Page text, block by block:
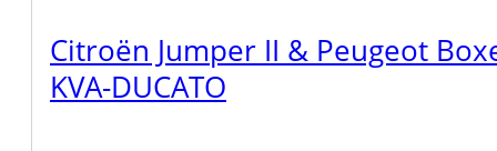
Citroën Jumper II & Peugeot
KVA-DUCATO